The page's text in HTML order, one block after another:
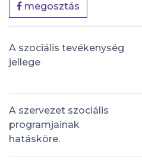
megosztás
A szociális tevékenység
jellege
A szervezet szociális
programjainak
hatásköre.